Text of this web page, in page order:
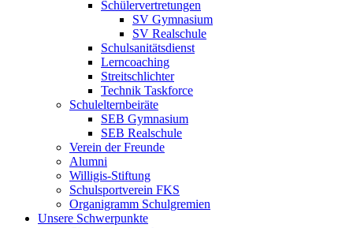
Schülervertretungen
SV Gymnasium
SV Realschule
Schulsanitätsdienst
Lerncoaching
Streitschlichter
Technik Taskforce
Schulelternbeiräte
SEB Gymnasium
SEB Realschule
Verein der Freunde
Alumni
Willigis-Stiftung
Schulsportverein FKS
Organigramm Schulgremien
Unsere Schwerpunkte